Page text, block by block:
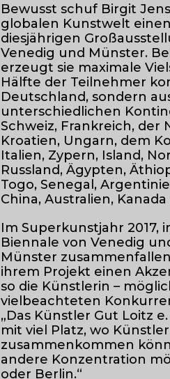
Bewusst schuf Birgit
globalen Kunstwelt
diesjährigen
Venedig und Münster.
erzeugt sie maximale
Hälfte der Teilnehmer
Deutschland, sondern
unterschiedlichen
Schweiz, Frankreich, der
Kroatien, Ungarn, dem
Italien, Zypern, Island,
Russland, Ägypten,
Togo, Senegal,
China, Australien,
Im Superkunstjahr 2017,
Biennale von Venedig
Münster
ihrem Projekt einen
so die Künstlerin –
vielbeachteten
„Das Künstler Gut Loitz
mit viel Platz, wo
zusammenkommen
andere Konzentration
oder Berlin.“